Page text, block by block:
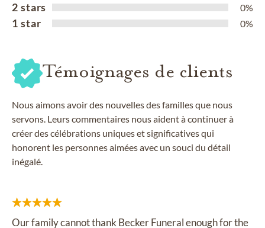
2 stars 0%
1 star 0%
Témoignages de clients
Nous aimons avoir des nouvelles des familles que nous
servons. Leurs commentaires nous aident à continuer à
créer des célébrations uniques et significatives qui
honorent les personnes aimées avec un souci du détail
inégalé.
Our family cannot thank Becker Funeral enough for the